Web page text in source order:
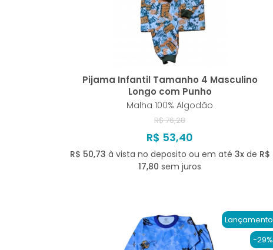
Pijama Infantil Tamanho 4 Masculino
Longo com Punho
Malha 100% Algodão
R$ 76,28
R$ 53,40
R$ 50,73 à vista no deposito ou em até 3xde R$
17,80 sem juros
Lançamento
-29%